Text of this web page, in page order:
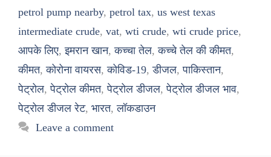
petrol pump nearby, petrol tax, us west texas
intermediate crude, vat, wti crude, wti crude price,
आपके लिए,इमरान खान,कच्चा तेल,कच्चे तेल की कीमत,
कीमत,कोरोना वायरस,कोविड-19,डीजल,पाकिस्तान,
पेट्रोल,पेट्रोल कीमत,पेट्रोल डीजल,पेट्रोल डीजल भाव,
पेट्रोल डीजल रेट, भारत,लॉकडाउन
Leave a comment